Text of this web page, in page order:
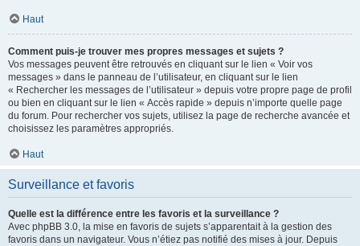
Haut
Comment puis-je trouver mes propres messages et sujets ?
Vos messages peuvent être retrouvés en cliquant sur le lien « Voir vos
messages » dans le panneau de l’utilisateur, en cliquant sur le lien
« Rechercher les messages de l’utilisateur » depuis votre propre page de profil
ou bien en cliquant sur le lien « Accès rapide » depuis n’importe quelle page
du forum. Pour rechercher vos sujets, utilisez la page de recherche avancée et
choisissez les paramètres appropriés.
Haut
Surveillance et favoris
Quelle est la différence entre les favoris et la surveillance ?
Avec phpBB 3.0, la mise en favoris de sujets s’apparentait à la gestion des
favoris dans un navigateur. Vous n’étiez pas notifié des mises à jour. Depuis